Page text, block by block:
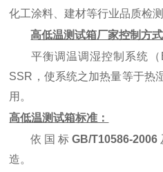
化工涂料、建材等行业品质检
高低温测试箱厂家控制方
平衡调温调湿控制系统
SSR ，使系统之加热量等于热
用。
高低温测试箱标准：
依国标 GB/T10586-2006
造。